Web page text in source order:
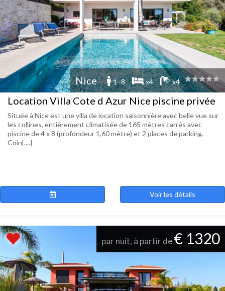
Nice 1 -8 x4 x4
Location Villa Cote d Azur Nice piscine privée
Située à Nice est une villa de location saisonnière avec belle vue sur
les collines, entièrement climatisée de 165 mètres carrés avec
piscine de 4 x 8 (profondeur 1,60 mètre) et 2 places de parking.
Coin[....]
Voir les détails
par nuit, à partir de€ 1320